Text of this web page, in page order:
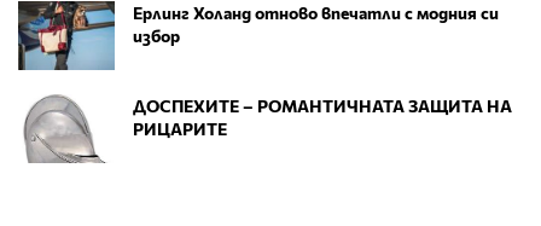
Ерлинг Холанд отново впечатли с модния си
избор
ДОСПЕХИТЕ – РОМАНТИЧНАТА ЗАЩИТА НА
РИЦАРИТЕ